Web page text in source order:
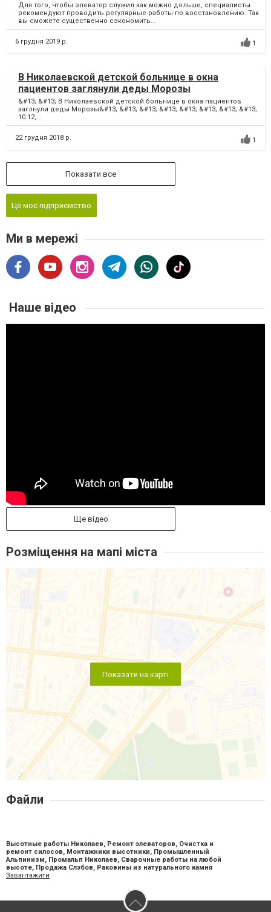
Для того, чтобы элеватор служил как можно дольше, специалисты
рекомендуют проводить регулярные работы по восстановлению. Так
вы сможете существенно сэкономить...
6 грудня 2019 р. 1
В Николаевской детской больнице в окна
пациентов заглянули деды Морозы
&#13; &#13; В Николаевской детской больнице в окна пациентов
заглнули деды Морозы&#13; &#13; &#13; &#13; &#13; &#13; &#13; &#13;
10:12,...
22 грудня 2018 р. 1
Показати все
Це моє підприємство
Ми в мережі
Наше відео
Ще відео
Розміщення на мапі міста
Показати на карті
Файли
Высотные работы Николаев, Ремонт элеваторов, Очистка и
ремонт силосов, Монтажники высотники, Промышленный
Альпинизм, Промальп Николаев, Сварочные работы на любой
высоте, Продажа Слэбов, Раковины из натурального камня
Завантажити